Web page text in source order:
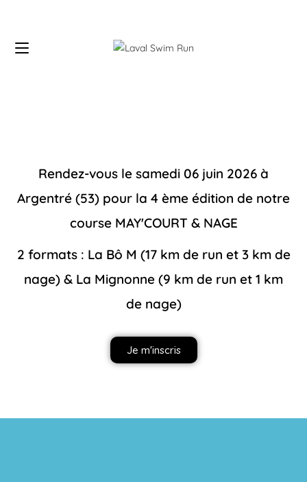
Rendez-vous le samedi 06 juin 2026 à
Argentré (53) pour la 4 ème édition de notre
course MAY'COURT & NAGE
2 formats : La Bô M (17 km de run et 3 km de
nage) & La Mignonne (9 km de run et 1 km
de nage)
Je m'inscris